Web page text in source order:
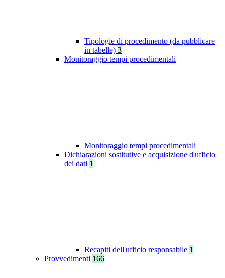
Tipologie di procedimento (da pubblicare
in tabelle) 3
Monitoraggio tempi procedimentali
Monitoraggio tempi procedimentali
Dichiarazioni sostitutive e acquisizione d'ufficio
dei dati 1
Recapiti dell'ufficio responsabile 1
Provvedimenti 166